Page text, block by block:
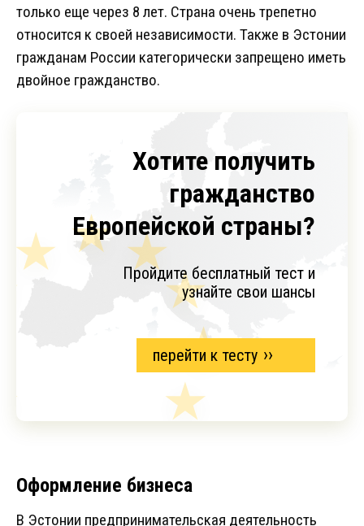
только еще через 8 лет. Страна очень трепетно
относится к своей независимости. Также в Эстонии
гражданам России категорически запрещено иметь
двойное гражданство.
Хотите получить
гражданство
Европейской страны?
Пройдите бесплатный тест и
узнайте свои шансы
перейти к тесту
Оформление бизнеса
В Эстонии предпринимательская деятельность